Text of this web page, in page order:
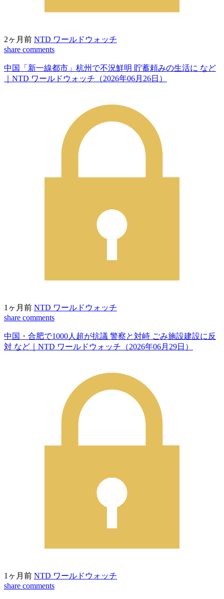
2ヶ月前 NTD ワールドウォッチ
share comments
中国「新一線都市」杭州で不況鮮明 貯蓄頼みの生活に など
｜NTD ワールドウォッチ（2026年06月26日）
1ヶ月前 NTD ワールドウォッチ
share comments
中国・合肥で1000人超が抗議 警察と対峙 ごみ施設建設に反
対 など｜NTD ワールドウォッチ（2026年06月29日）
1ヶ月前 NTD ワールドウォッチ
share comments